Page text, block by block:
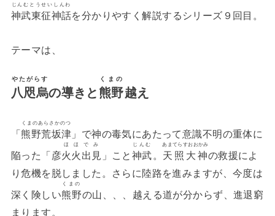
神武東征神話
じんむとうせいしんわ
を分かりやすく解説するシリーズ９回目。
テーマは、
八咫烏
やたがらす
の導きと熊野
くまの
越え
「熊野荒坂津
くまのあらさかのつ
」で神の毒気にあたって意識不明の重体に
陥った「彦火火出見
ほほでみ
」こと神武
じんむ
。 天照大神
あまてらすおおかみ
の救援によ
り危機を脱しました。さらに陸路を進みますが、今度は
深く険しい熊野
くまの
の山、、、越える道が分からず、進退窮
まります。